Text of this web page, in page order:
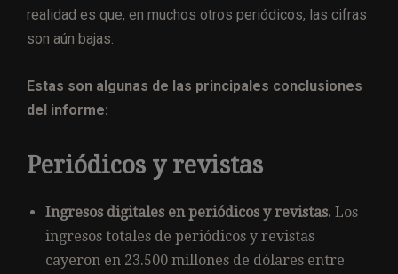
realidad es que, en muchos otros periódicos, las cifras
son aún bajas.
Estas son algunas de las principales conclusiones
del informe:
Periódicos y revistas
Ingresos digitales en periódicos y revistas. Los
ingresos totales de periódicos y revistas
cayeron en 23.500 millones de dólares entre